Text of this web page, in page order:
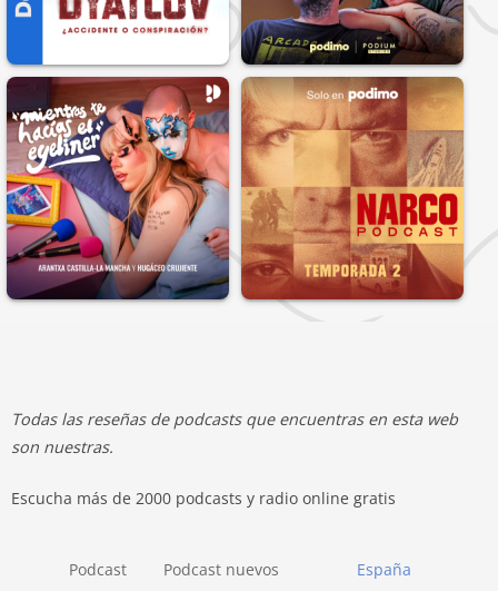
Todas las reseñas de podcasts que encuentras en esta web
son nuestras.
Escucha más de 2000 podcasts y radio online gratis
España
Podcast Podcast nuevos